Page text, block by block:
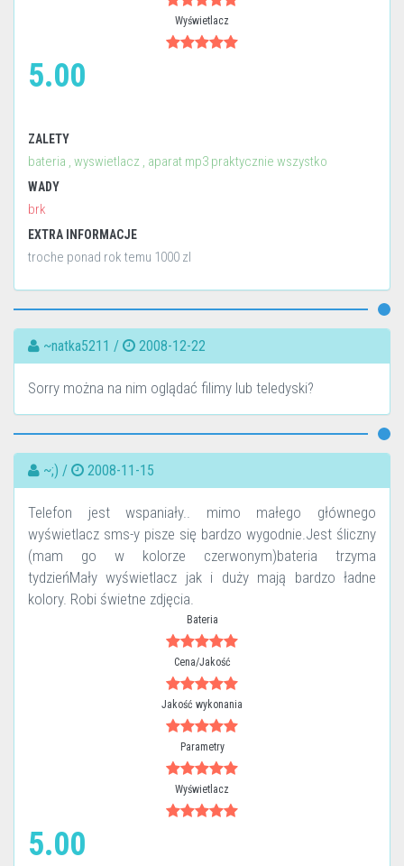
Wyświetlacz
5.00
ZALETY
bateria , wyswietlacz , aparat mp3 praktycznie wszystko
WADY
brk
EXTRA INFORMACJE
troche ponad rok temu 1000 zl
~natka5211 / 2008-12-22
Sorry można na nim oglądać filimy lub teledyski?
~;) / 2008-11-15
Telefon jest wspaniały.. mimo małego głównego
wyświetlacz sms-y pisze się bardzo wygodnie.Jest śliczny
(mam go w kolorze czerwonym)bateria trzyma
tydzieńMały wyświetlacz jak i duży mają bardzo ładne
kolory. Robi świetne zdjęcia.
Bateria
Cena/Jakość
Jakość wykonania
Parametry
Wyświetlacz
5.00